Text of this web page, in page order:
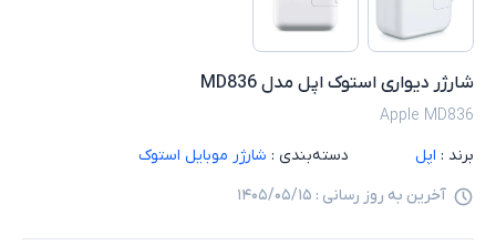
شارژر دیواری استوک اپل مدل MD836
Apple MD836
برند : اپل دسته‌بندی : شارژر موبایل استوک
آخرین به روز رسانی : ۱۴۰۵/۰۵/۱۵